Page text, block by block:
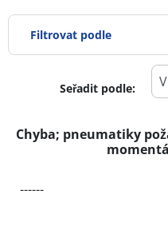
Filtrovat podle
Seřadit podle:
Chyba; pneumatiky
------